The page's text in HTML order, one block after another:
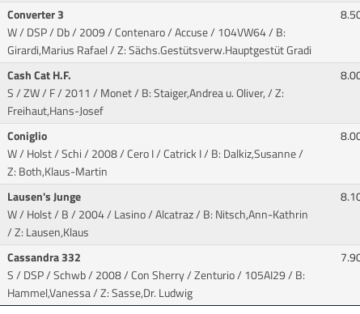
Converter 3
W / DSP / Db / 2009 / Contenaro / Accuse/ 104VW64 / B:
Girardi,Marius Rafael / Z: Sächs.Gestütsverw.Hauptgestüt Gradi
Cash Cat H.F.
S / ZW / F / 2011 / Monet/ B: Staiger,Andrea u. Oliver, / Z:
Freihaut,Hans-Josef
Coniglio
W / Holst / Schi / 2008 / Cero I / Catrick I/ B: Dalkiz,Susanne /
Z: Both,Klaus-Martin
Lausen's Junge
W / Holst / B / 2004 / Lasino / Alcatraz/ B: Nitsch,Ann-Kathrin
/ Z: Lausen,Klaus
Cassandra 332
S / DSP / Schwb / 2008 / Con Sherry / Zenturio/ 105AI29 / B:
Hammel,Vanessa / Z: Sasse,Dr. Ludwig